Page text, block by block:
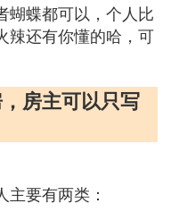
蝴蝶都可以，个人比
辣还有你懂的哈，可
房主可以只写
要有两类：